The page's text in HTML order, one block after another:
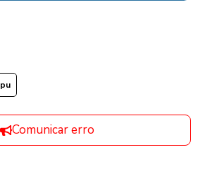
Comunicar erro